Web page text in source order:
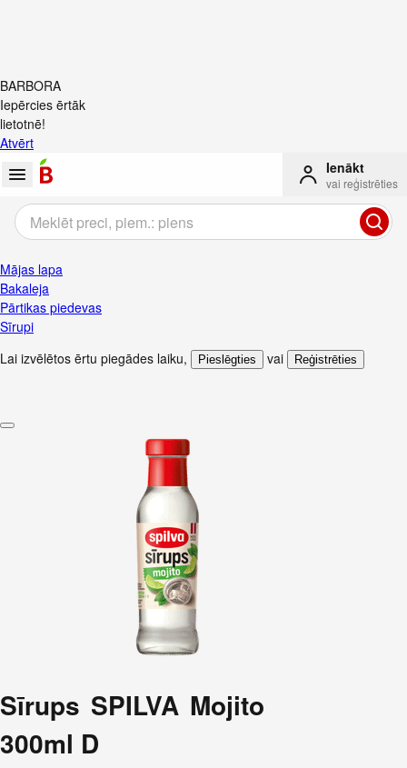
BARBORA
Iepērcies ērtāk
lietotnē!
Atvērt
Ienākt
vai reģistrēties
Mājas lapa
Bakaleja
Pārtikas piedevas
Sīrupi
Lai izvēlētos ērtu piegādes laiku, Pieslēgties vai Reģistrēties
Sīrups SPILVA Mojito
300ml D